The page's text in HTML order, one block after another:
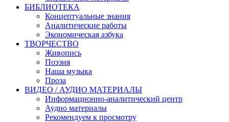
БИБЛИОТЕКА
Концептуальные знания
Аналитические работы
Экономическая азбука
ТВОРЧЕСТВО
Живопись
Поэзия
Наша музыка
Проза
ВИДЕО / АУДИО МАТЕРИАЛЫ
Информационно-аналитический центр
Аудио материалы
Рекомендуем к просмотру